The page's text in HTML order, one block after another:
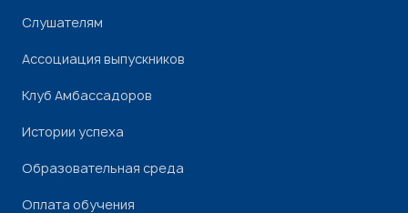
Слушателям
Ассоциация выпускников
Клуб Амбассадоров
Истории успеха
Образовательная среда
Оплата обучения